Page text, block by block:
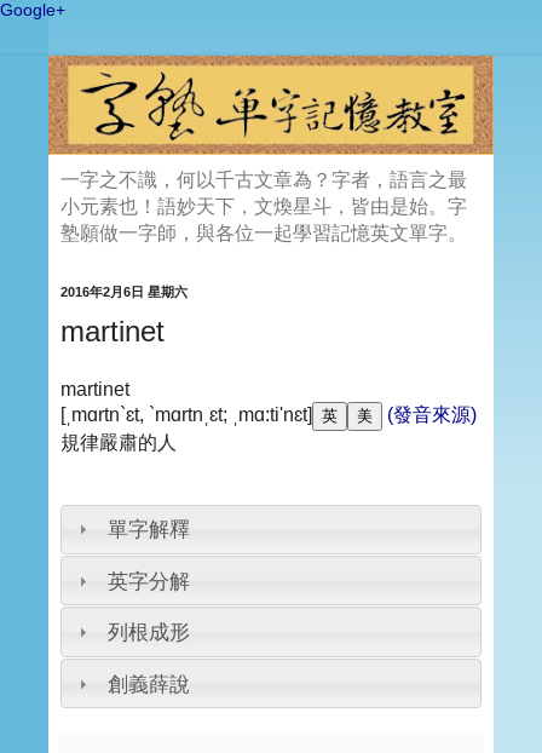
Google+
一字之不識，何以千古文章為？字者，語言之最
小元素也！語妙天下，文煥星斗，皆由是始。字
塾願做一字師，與各位一起學習記憶英文單字。
2016年2月6日 星期六
martinet
martinet
[ˌmɑrtn`ɛt, `mɑrtnˌɛt; ˌmɑ:ti'nɛt]
(發音來源)
規律嚴肅的人
單字解釋
英字分解
列根成形
創義薛說